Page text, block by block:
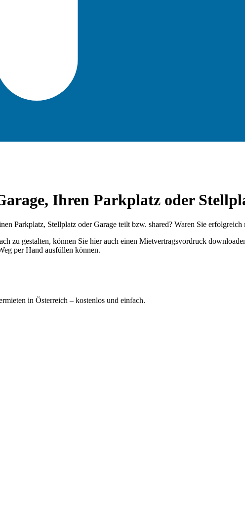
Ihren Parkplatz oder
Parkplatz, Stellplatz oder Garage teilt bzw. shared? Waren Sie
zu gestalten, können Sie hier auch einen Mietvertragsvordruck
per Hand ausfüllen können.
in Österreich – kostenlos und einfach.